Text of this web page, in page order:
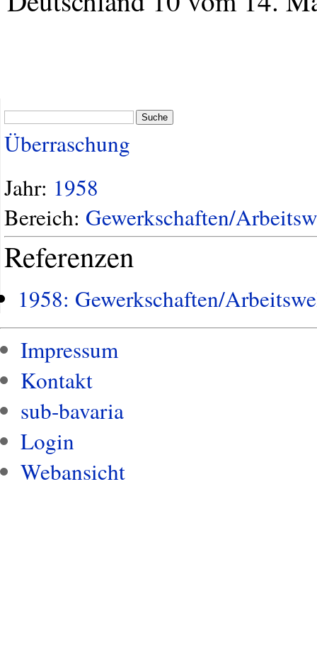
Suche
Überraschung
Jahr: 1958
Bereich: Gewerkschaften/
Referenzen
1958: Gewerkschaften/
Impressum
Kontakt
sub-bavaria
Login
Webansicht